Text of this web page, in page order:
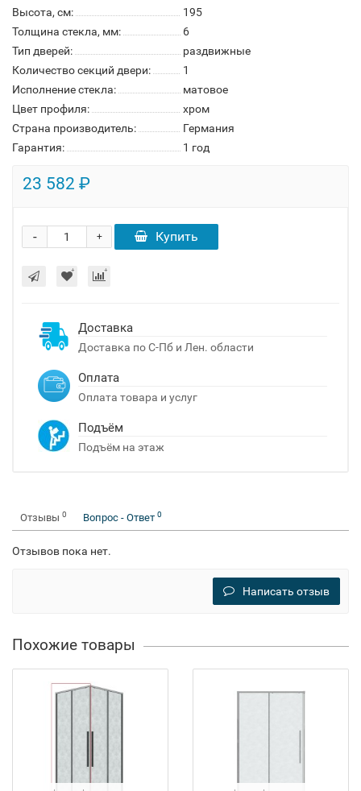
Высота, см:
195
Толщина стекла, мм:
6
Тип дверей:
раздвижные
Количество секций двери:
1
Исполнение стекла:
матовое
Цвет профиля:
хром
Страна производитель:
Германия
Гарантия:
1 год
23 582 ₽
+
- Купить
Доставка
Доставка по С-Пб и Лен. области
Оплата
Оплата товара и услуг
Подъём
Подъём на этаж
Отзывы 0 Вопрос - Ответ 0
Отзывов пока нет.
Написать отзыв
Похожие товары